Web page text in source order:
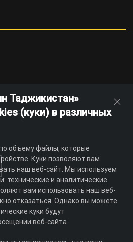
Таджикистан»
(куки) в различных
объему файлы, которые
Куки позволяют вам
наш веб-сайт. Мы используем
технические и аналитические.
вам использовать наш веб-
отказаться. Однако вы можете
куки будут
веб-сайта.